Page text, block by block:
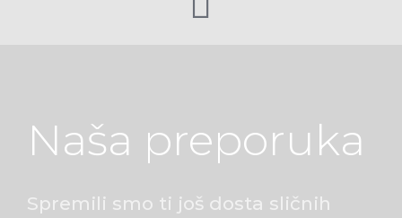
Naša preporuka
Spremili smo ti još dosta sličnih